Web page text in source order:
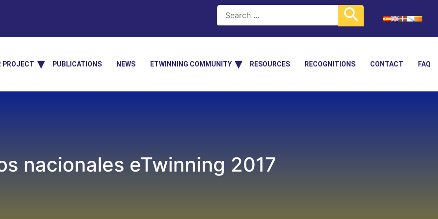
PROJECT PUBLICATIONS NEWS ETWINNING COMMUNITY RESOURCES RECOGNITIONS CONTACT FAQ
nacionales eTwinning 2017